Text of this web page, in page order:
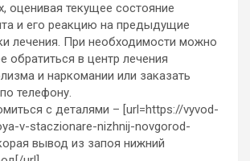
оценивая текущее состояние
и его реакцию на предыдущие
лечения. При необходимости можно
обратиться в центр лечения
и наркомании или заказать
телефону.
с деталями – [url=https://vyvod-
v-staczionare-nizhnij-novgorod-
вывод из запоя нижний